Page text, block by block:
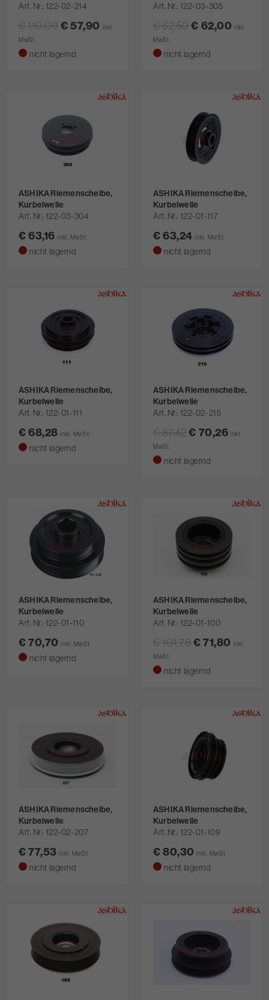
Art. Nr. 122-02-214
€ 110,00€ 57,90 inkl.
MwSt.
nicht lagernd
Art. Nr. 122-03-305
€ 62,50€ 62,00 inkl.
MwSt.
nicht lagernd
ASHIKA Riemenscheibe,
Kurbelwelle
Art. Nr. 122-03-304
€ 63,16inkl. MwSt.
nicht lagernd
ASHIKA Riemenscheibe,
Kurbelwelle
Art. Nr. 122-01-117
€ 63,24inkl. MwSt.
nicht lagernd
ASHIKA Riemenscheibe,
Kurbelwelle
Art. Nr. 122-01-111
€ 68,28inkl. MwSt.
nicht lagernd
ASHIKA Riemenscheibe,
Kurbelwelle
Art. Nr. 122-02-215
€ 87,42€ 70,26 inkl.
MwSt.
nicht lagernd
ASHIKA Riemenscheibe,
Kurbelwelle
Art. Nr. 122-01-110
€ 70,70inkl. MwSt.
nicht lagernd
ASHIKA Riemenscheibe,
Kurbelwelle
Art. Nr. 122-01-100
€ 101,78€ 71,80 inkl.
MwSt.
nicht lagernd
ASHIKA Riemenscheibe,
Kurbelwelle
Art. Nr. 122-02-207
€ 77,53inkl. MwSt.
nicht lagernd
ASHIKA Riemenscheibe,
Kurbelwelle
Art. Nr. 122-01-109
€ 80,30inkl. MwSt.
nicht lagernd